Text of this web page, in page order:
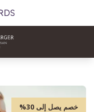
خصم يصل إلى 30%